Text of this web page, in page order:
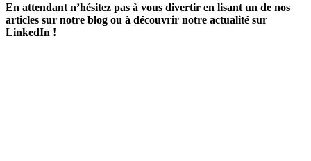
En attendant n’hésitez pas à vous divertir en lisant un de nos
articles sur notre blog ou à découvrir notre actualité sur
LinkedIn !